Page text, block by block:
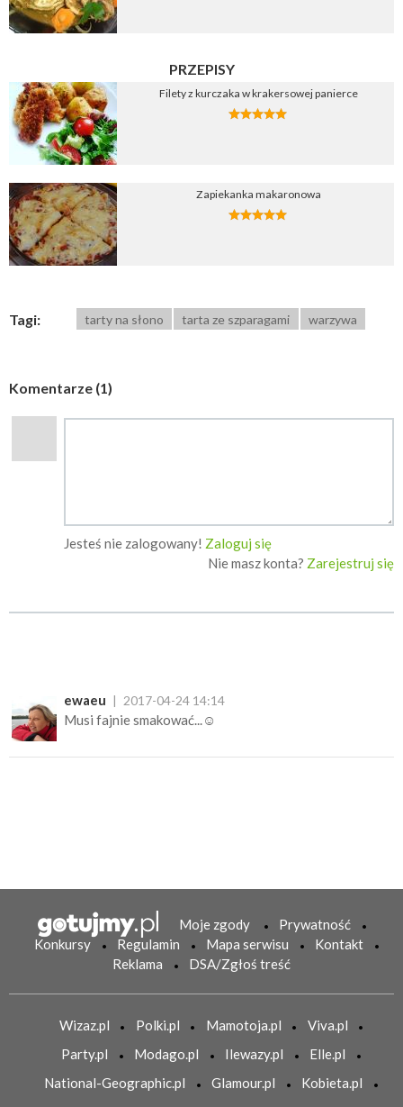
PRZEPISY
Filety z kurczaka w krakersowej panierce
Zapiekanka makaronowa
Tagi: tarty na słono tarta ze szparagami warzywa
Komentarze (1)
Jesteś nie zalogowany! Zaloguj się
Nie masz konta? Zarejestruj się
ewaeu 2017-04-24 14:14
Musi fajnie smakować...☺
Moje zgody
Prywatność
Konkursy
Regulamin Mapa serwisu
Kontakt
Reklama
DSA/Zgłoś treść
Wizaz.pl Polki.pl Mamotoja.pl
Viva.pl
Party.pl
Modago.pl Ilewazy.pl
Elle.pl
National-Geographic.pl
Glamour.pl
Kobieta.pl